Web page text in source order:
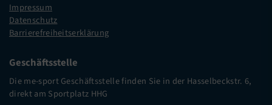
Impressum
Datenschutz
Barrierefreiheitserklärung
Geschäftsstelle
Die me-sport Geschäftsstelle finden Sie in der Hasselbeckstr. 6,
direkt am Sportplatz HHG